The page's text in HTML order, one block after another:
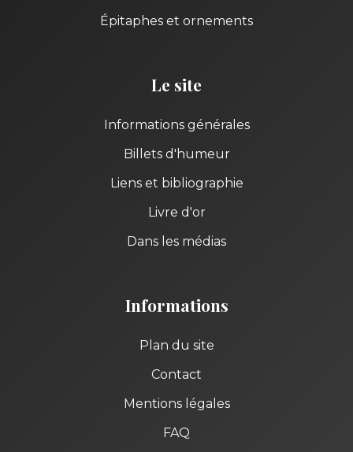
Épitaphes et ornements
Le site
Informations générales
Billets d'humeur
Liens et bibliographie
Livre d'or
Dans les médias
Informations
Plan du site
Contact
Mentions légales
FAQ